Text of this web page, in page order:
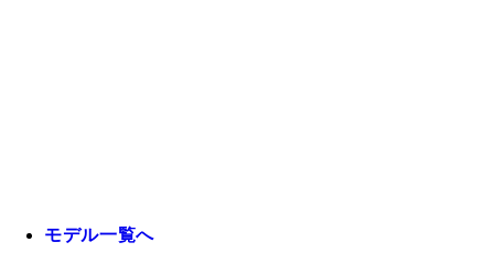
モデル一覧へ